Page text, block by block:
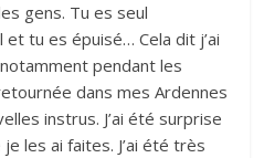
gens. Tu es seul
et tu es épuisé… Cela dit j’ai
pendant les
dans mes Ardennes
instrus. J’ai été surprise
les ai faites. J’ai été très